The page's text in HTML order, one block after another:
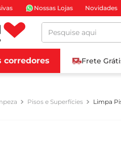
Nossas Lojas Novidades
Pesquise aqui
corredores Frete
Pisos e Superfícies Limpa